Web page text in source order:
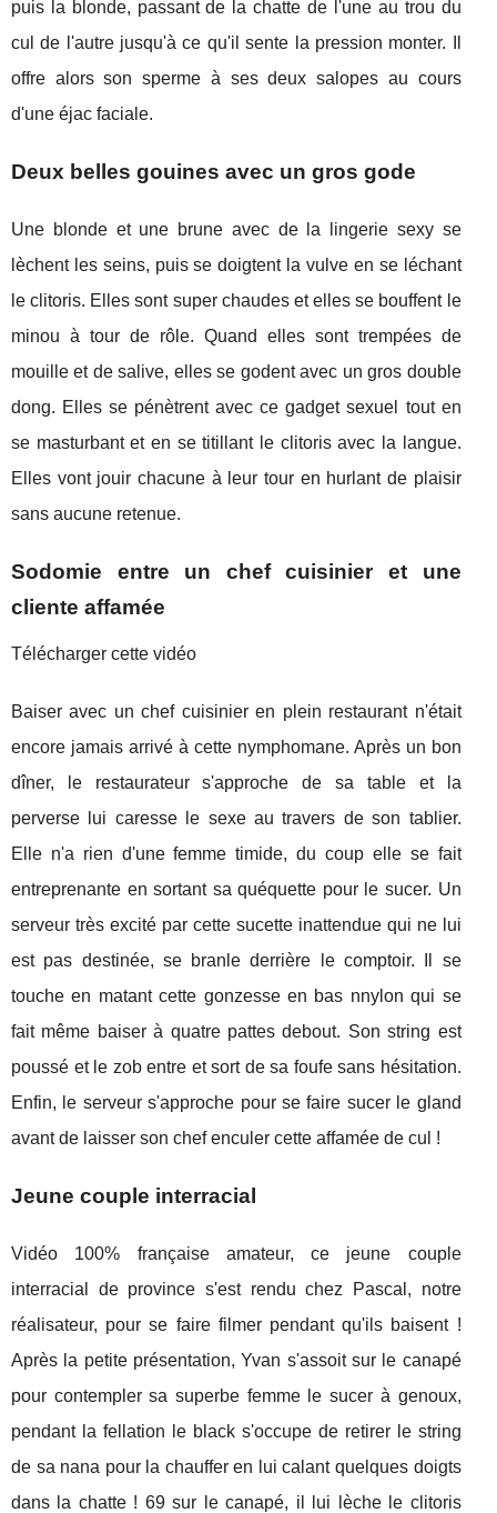
puis la blonde, passant de la chatte de l'une au trou du
cul de l'autre jusqu'à ce qu'il sente la pression monter. Il
offre alors son sperme à ses deux salopes au cours
d'une éjac faciale.
Deux belles gouines avec un gros gode
Une blonde et une brune avec de la lingerie sexy se
lèchent les seins, puis se doigtent la vulve en se léchant
le clitoris. Elles sont super chaudes et elles se bouffent le
minou à tour de rôle. Quand elles sont trempées de
mouille et de salive, elles se godent avec un gros double
dong. Elles se pénètrent avec ce gadget sexuel tout en
se masturbant et en se titillant le clitoris avec la langue.
Elles vont jouir chacune à leur tour en hurlant de plaisir
sans aucune retenue.
Sodomie entre un chef cuisinier et une
cliente affamée
Télécharger cette vidéo
Baiser avec un chef cuisinier en plein restaurant n'était
encore jamais arrivé à cette nymphomane. Après un bon
dîner, le restaurateur s'approche de sa table et la
perverse lui caresse le sexe au travers de son tablier.
Elle n'a rien d'une femme timide, du coup elle se fait
entreprenante en sortant sa quéquette pour le sucer. Un
serveur très excité par cette sucette inattendue qui ne lui
est pas destinée, se branle derrière le comptoir. Il se
touche en matant cette gonzesse en bas nnylon qui se
fait même baiser à quatre pattes debout. Son string est
poussé et le zob entre et sort de sa foufe sans hésitation.
Enfin, le serveur s'approche pour se faire sucer le gland
avant de laisser son chef enculer cette affamée de cul !
Jeune couple interracial
Vidéo 100% française amateur, ce jeune couple
interracial de province s'est rendu chez Pascal, notre
réalisateur, pour se faire filmer pendant qu'ils baisent !
Après la petite présentation, Yvan s'assoit sur le canapé
pour contempler sa superbe femme le sucer à genoux,
pendant la fellation le black s'occupe de retirer le string
de sa nana pour la chauffer en lui calant quelques doigts
dans la chatte ! 69 sur le canapé, il lui lèche le clitoris